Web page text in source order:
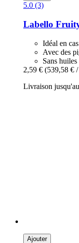
5.0 (3)
Labello
Idéal en
Avec des
Sans
2,59 € (539,58 €
Livraison
Ajouter